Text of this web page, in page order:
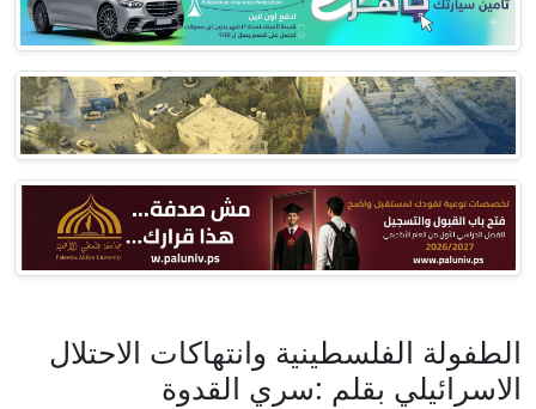
الطفولة الفلسطينية وانتهاكات الاحتلال
الاسرائيلي بقلم :سري القدوة